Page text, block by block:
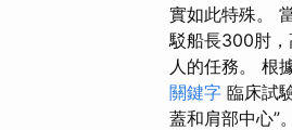
實如此特殊。
駁船長300肘，
人的任務。 根
關鍵字 臨床試
蓋和肩部中心”。